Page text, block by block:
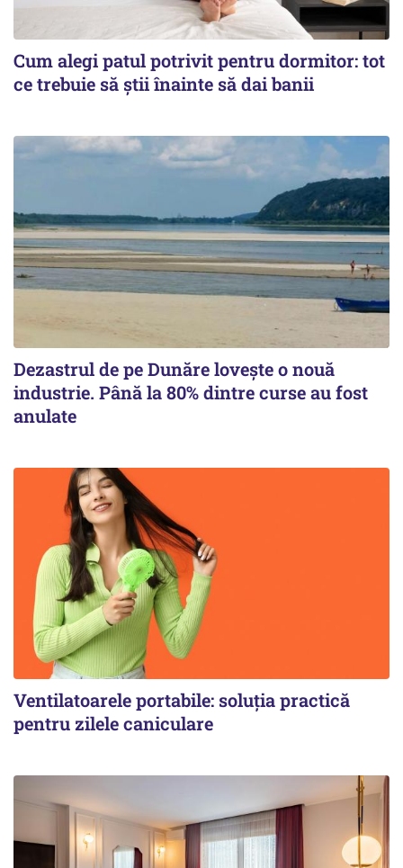
Cum alegi patul potrivit pentru dormitor: tot
ce trebuie să știi înainte să dai banii
Dezastrul de pe Dunăre lovește o nouă
industrie. Până la 80% dintre curse au fost
anulate
Ventilatoarele portabile: soluția practică
pentru zilele caniculare